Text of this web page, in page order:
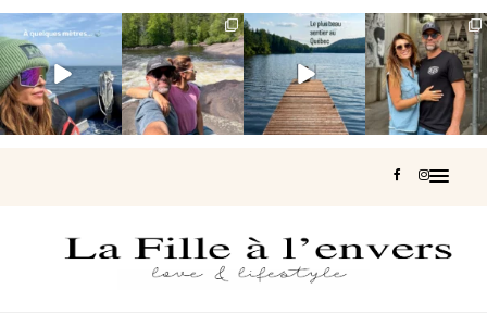
Voir une baleine
en photo, c’est
impressionnant
🐋...
Les Laurentides,
le Québec
version nature.
...
Et si je te disais
qu’il existe un
sentier où tu...
127 37
Montréal, une
très belle
surprise 🇨🇦
453